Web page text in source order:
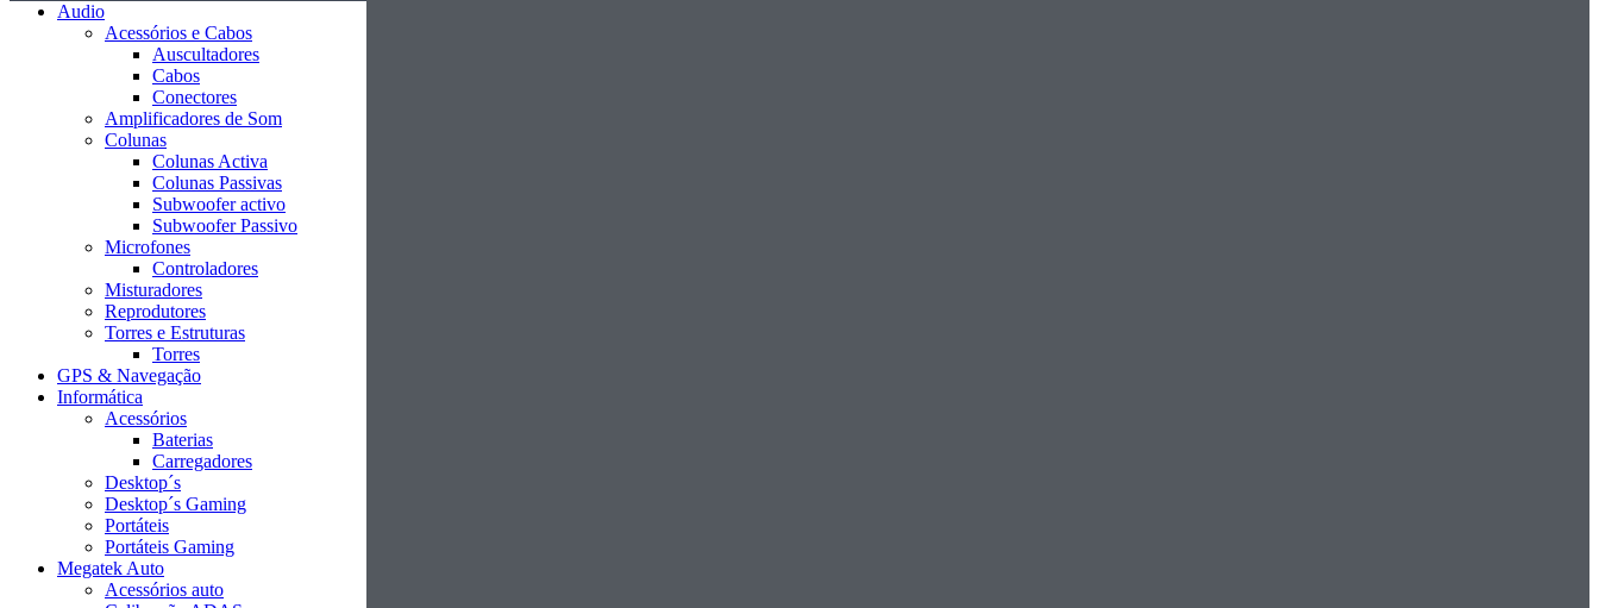
Audio
Acessórios e Cabos
Auscultadores
Cabos
Conectores
Amplificadores de Som
Colunas
Colunas Activa
Colunas Passivas
Subwoofer activo
Subwoofer Passivo
Microfones
Controladores
Misturadores
Reprodutores
Torres e Estruturas
Torres
GPS & Navegação
Informática
Acessórios
Baterias
Carregadores
Desktop´s
Desktop´s Gaming
Portáteis
Portáteis Gaming
Megatek Auto
Acessórios auto